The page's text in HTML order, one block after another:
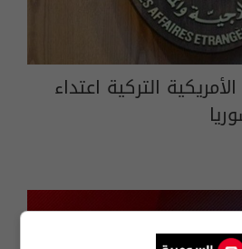
التركية اعتداء